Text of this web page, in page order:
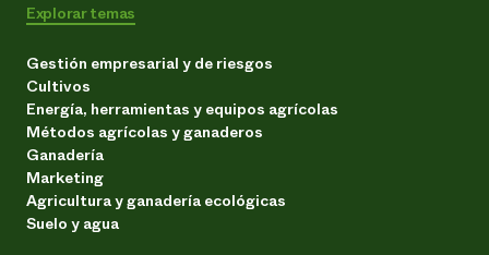
Explorar temas
Gestión empresarial y de riesgos
Cultivos
Energía, herramientas y equipos agrícolas
Métodos agrícolas y ganaderos
Ganadería
Marketing
Agricultura y ganadería ecológicas
Suelo y agua